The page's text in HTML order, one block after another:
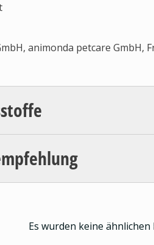
animonda petcare GmbH,
Es wurden keine